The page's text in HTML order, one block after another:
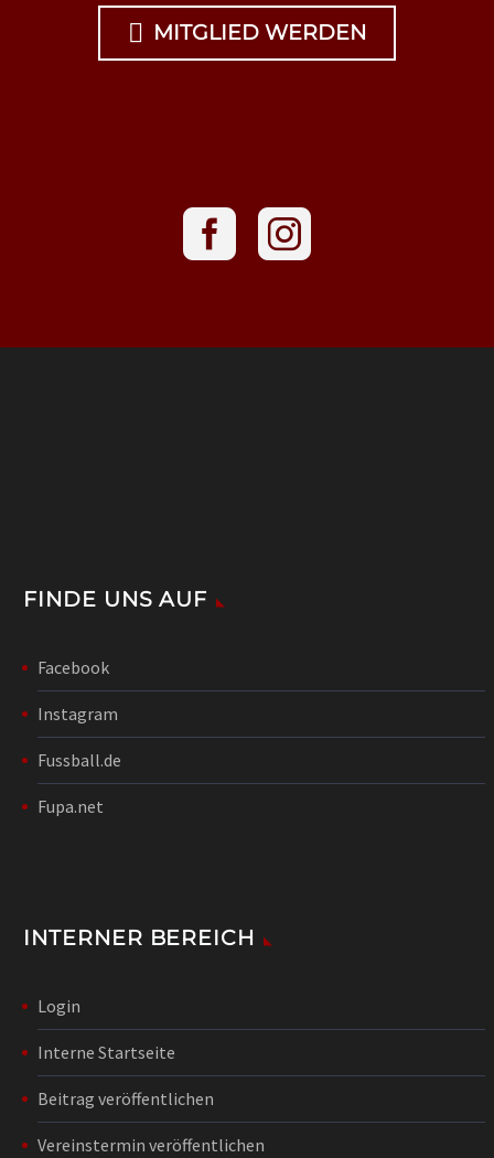
 MITGLIED WERDEN
FINDE UNS AUF
Facebook
Instagram
Fussball.de
Fupa.net
INTERNER BEREICH
Login
Interne Startseite
Beitrag veröffentlichen
Vereinstermin veröffentlichen